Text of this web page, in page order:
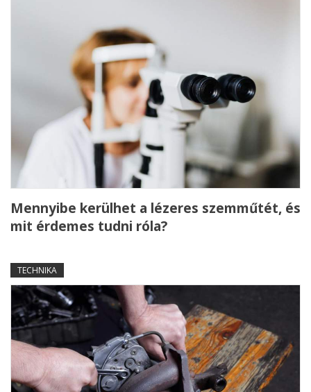
Mennyibe kerülhet a lézeres szemműtét, és
mit érdemes tudni róla?
TECHNIKA